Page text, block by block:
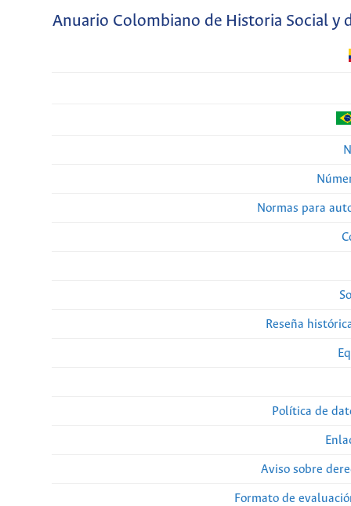
Anuario Colombiano de Historia Social y
Normas para
Reseña
Política de
Aviso sobre
Formato de